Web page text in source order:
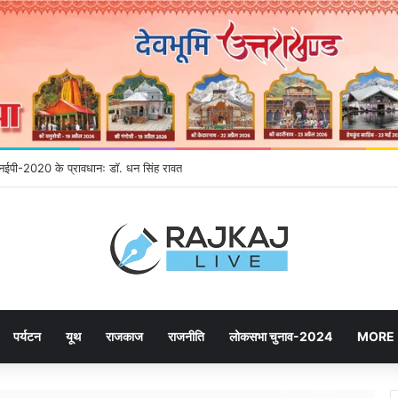
2020 के प्रावधानः डाॅ. धन सिंह रावत
पर्यटन यूथ राजकाज राजनीति लोकसभा चुनाव-2024 MORE